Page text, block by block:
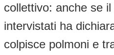
collettivo: anche se
intervistati ha
colpisce polmoni e